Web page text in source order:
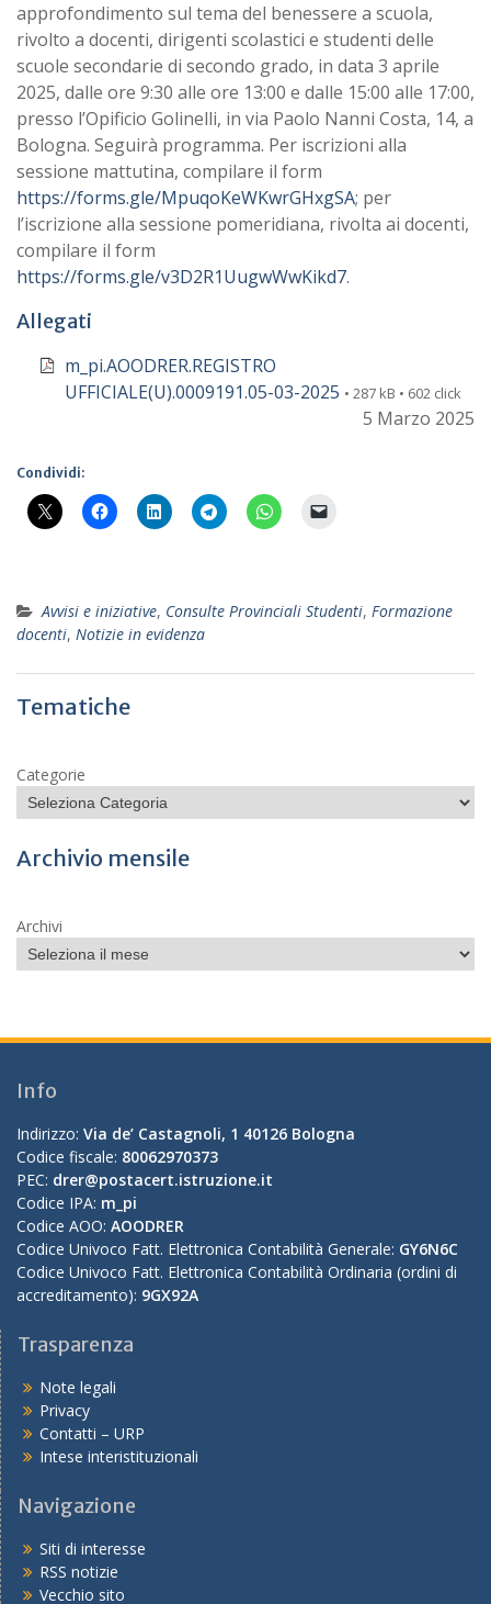
approfondimento sul tema del benessere a scuola,
rivolto a docenti, dirigenti scolastici e studenti delle
scuole secondarie di secondo grado, in data 3 aprile
2025, dalle ore 9:30 alle ore 13:00 e dalle 15:00 alle 17:00,
presso l’Opificio Golinelli, in via Paolo Nanni Costa, 14, a
Bologna. Seguirà programma. Per iscrizioni alla
sessione mattutina, compilare il form
https://forms.gle/MpuqoKeWKwrGHxgSA; per
l’iscrizione alla sessione pomeridiana, rivolta ai docenti,
compilare il form
https://forms.gle/v3D2R1UugwWwKikd7.
Allegati
m_pi.AOODRER.REGISTRO
UFFICIALE(U).0009191.05-03-2025 • 287 kB • 602 click
5 Marzo 2025
Condividi:
Avvisi e iniziative, Consulte Provinciali Studenti, Formazione
docenti, Notizie in evidenza
Tematiche
Categorie
Archivio mensile
Archivi
Info
Indirizzo: Via de’ Castagnoli, 1 40126 Bologna
Codice fiscale: 80062970373
PEC: drer@postacert.istruzione.it
Codice IPA: m_pi
Codice AOO: AOODRER
Codice Univoco Fatt. Elettronica Contabilità Generale: GY6N6C
Codice Univoco Fatt. Elettronica Contabilità Ordinaria (ordini di
accreditamento): 9GX92A
Trasparenza
Note legali
Privacy
Contatti – URP
Intese interistituzionali
Navigazione
Siti di interesse
RSS notizie
Vecchio sito